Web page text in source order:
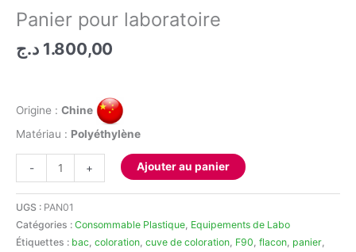
Panier pour laboratoire
1.800,00 د.ج
Origine : Chine
Matériau : Polyéthylène
-
de
Panier
pour
laboratoire
+ Ajouter au panier
UGS : PAN01
Catégories : Consommable Plastique Equipements de Labo
Étiquettes : bac coloration cuve de coloration F90 flacon panier